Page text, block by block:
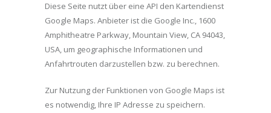
Diese Seite nutzt über eine API den Kartendienst
Google Maps. Anbieter ist die Google Inc., 1600
Amphitheatre Parkway, Mountain View, CA 94043,
USA, um geographische Informationen und
Anfahrtrouten darzustellen bzw. zu berechnen.
Zur Nutzung der Funktionen von Google Maps ist
es notwendig, Ihre IP Adresse zu speichern.